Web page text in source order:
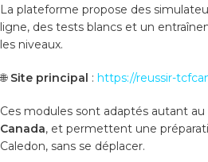
La plateforme propose des
ligne, des tests blancs et un
les niveaux.
🌐 Site principal : https://reussir-
Ces modules sont adaptés autant au
Canada, et permettent une
Caledon, sans se déplacer.